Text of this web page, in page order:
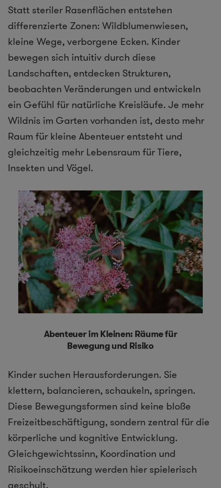
Statt steriler Rasenflächen entstehen
differenzierte Zonen: Wildblumenwiesen,
kleine Wege, verborgene Ecken. Kinder
bewegen sich intuitiv durch diese
Landschaften, entdecken Strukturen,
beobachten Veränderungen und entwickeln
ein Gefühl für natürliche Kreisläufe. Je mehr
Wildnis im Garten vorhanden ist, desto mehr
Raum für kleine Abenteuer entsteht und
gleichzeitig mehr Lebensraum für Tiere,
Insekten und Vögel.
Abenteuer im Kleinen: Räume für
Bewegung und Risiko
Kinder suchen Herausforderungen. Sie
klettern, balancieren, schaukeln, springen.
Diese Bewegungsformen sind keine bloße
Freizeitbeschäftigung, sondern zentral für die
körperliche und kognitive Entwicklung.
Gleichgewichtssinn, Koordination und
Risikoeinschätzung werden hier spielerisch
geschult.